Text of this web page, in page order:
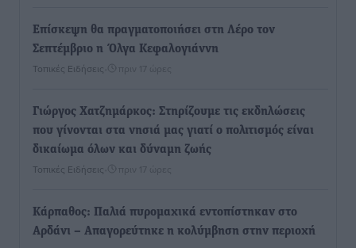
Επίσκεψη θα πραγματοποιήσει στη Λέρο τον
Σεπτέμβριο η Όλγα Κεφαλογιάννη
Τοπικές Ειδήσεις πριν 17 ώρες
Γιώργος Χατζημάρκος: Στηρίζουμε τις εκδηλώσεις
που γίνονται στα νησιά μας γιατί ο πολιτισμός είναι
δικαίωμα όλων και δύναμη ζωής
Τοπικές Ειδήσεις πριν 17 ώρες
Κάρπαθος: Παλιά πυρομαχικά εντοπίστηκαν στο
Αρδάνι – Απαγορεύτηκε η κολύμβηση στην περιοχή